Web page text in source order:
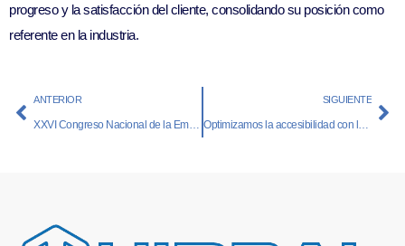
progreso y la satisfacción del cliente, consolidando su posición como
referente en la industria.
ANTERIOR
XXVI Congreso Nacional de la Empresa Familiar
SIGUIENTE
Optimizamos la accesibilidad con los elevadores residenciales más adecuados